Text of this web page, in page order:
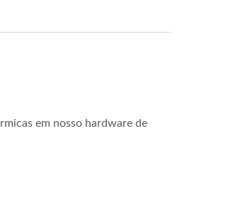
em nosso hardware de